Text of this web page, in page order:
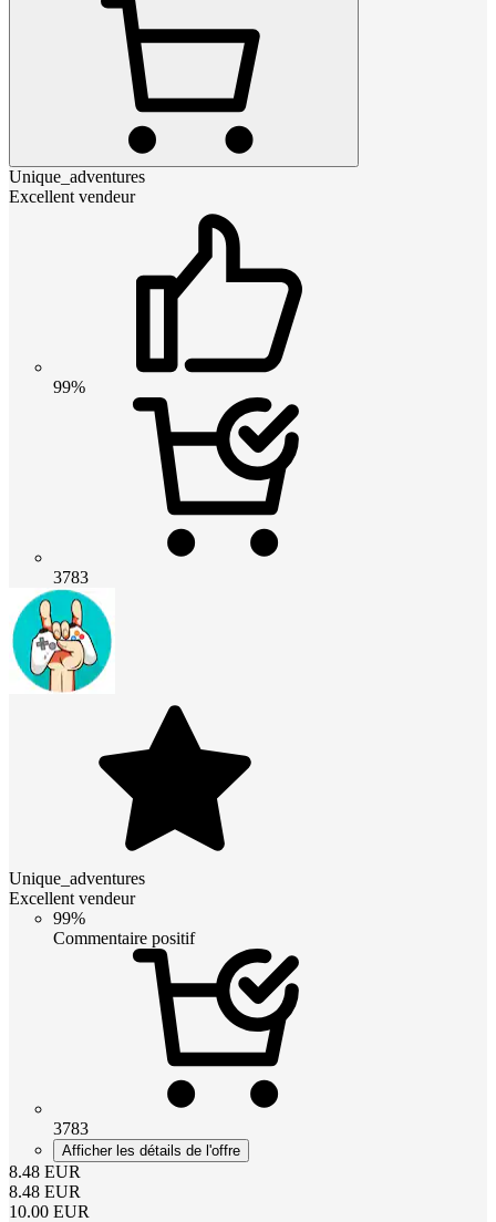
Unique_adventures
Excellent vendeur
99%
3783
Unique_adventures
Excellent vendeur
99%
Commentaire positif
3783
Afficher les détails de l'offre
8.48 EUR
8.48 EUR
10.00 EUR